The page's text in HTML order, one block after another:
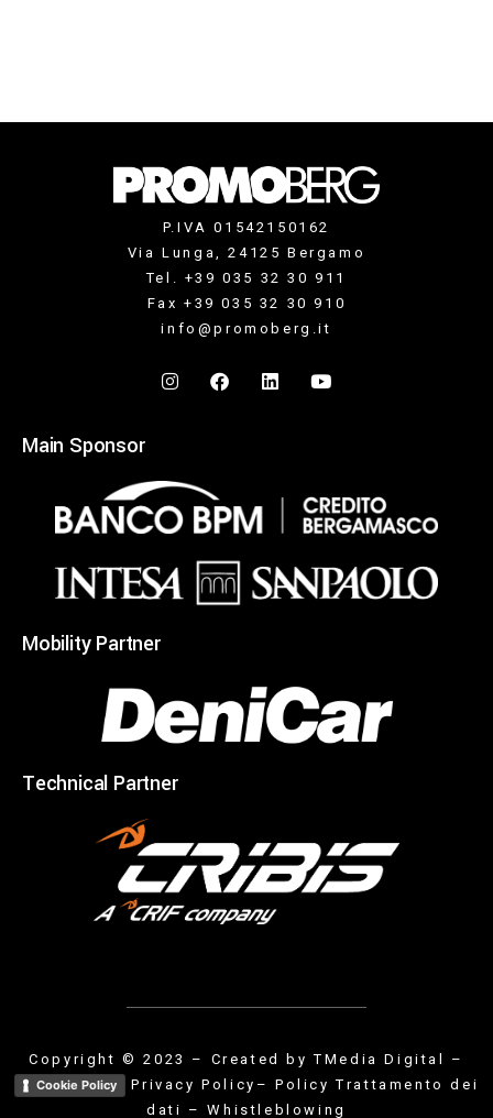
P.IVA 01542150162
Via Lunga, 24125 Bergamo
Tel. +39 035 32 30 911
Fax +39 035 32 30 910
info@promoberg.it
Main Sponsor
Mobility Partner
Technical Partner
Copyright © 2023 – Created byTMedia Digital –
Cookie Policy Privacy Policy – Policy Trattamento dei
dati –Whistleblowing